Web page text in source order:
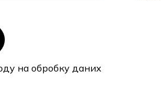
на обробку даних